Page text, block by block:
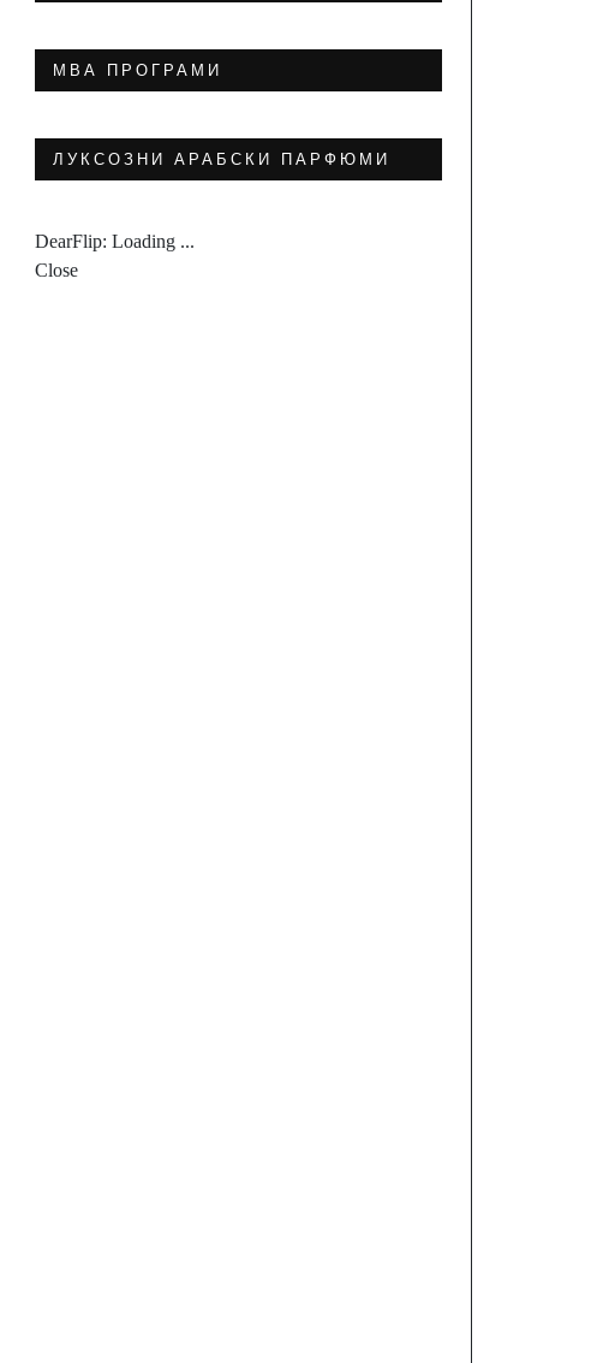
МВА ПРОГРАМИ
ЛУКСОЗНИ АРАБСКИ ПАРФЮМИ
DearFlip: Loading ...
Close